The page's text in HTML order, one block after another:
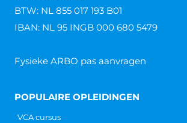
BTW: NL 855 017 193 B01
IBAN: NL 95 INGB 000 680 5479
Fysieke ARBO pas aanvragen
POPULAIRE OPLEIDINGEN
VCA cursus